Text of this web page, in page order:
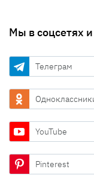
Мы в соцсетях
Телеграм
YouTube
Pinterest